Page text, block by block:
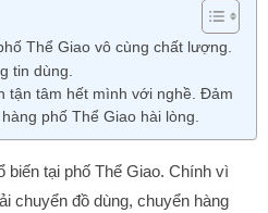
Thể Giao vô cùng chất lượng.
tin dùng.
tận tâm hết mình với nghề. Đảm
phố Thể Giao hài lòng.
biến tại phố Thể Giao. Chính vì
chuyển đồ dùng, chuyển hàng